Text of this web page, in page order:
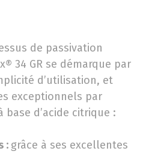
de passivation
34 GR se démarque par
d’utilisation, et
exceptionnels par
d’acide citrique :
: grâce à ses excellentes